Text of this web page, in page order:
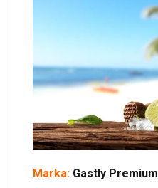
Marka: Gastly Premium